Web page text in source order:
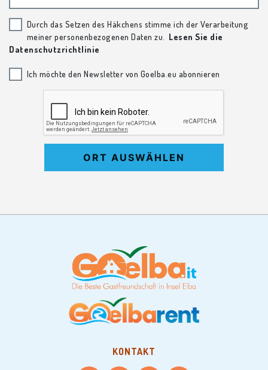
Durch das Setzen des Häkchens stimme ich der Verarbeitung
meiner personenbezogenen Daten zu.
Lesen Sie die
Datenschutzrichtlinie
Ich möchte den Newsletter von Goelba.eu abonnieren
ORT AUSWÄHLEN
KONTAKT